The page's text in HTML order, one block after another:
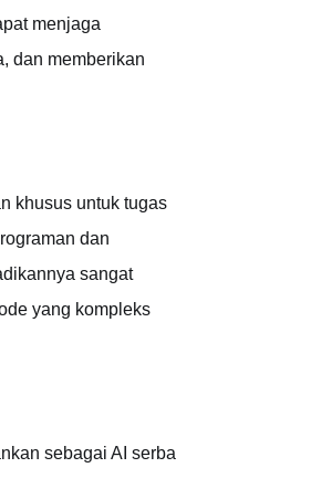
menjaga
dan memberikan
khusus untuk tugas
dan
sangat
yang kompleks
sebagai AI serba